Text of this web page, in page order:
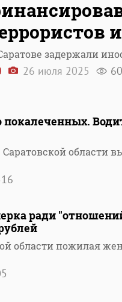
задержали
26 июля 2025
покалеченных.
области
ради
области пожилая